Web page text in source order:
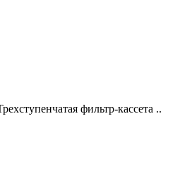
фильтр-кассета ..